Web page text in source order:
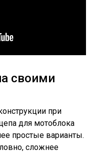
своими
при
для мотоблока
простые варианты.
сложнее